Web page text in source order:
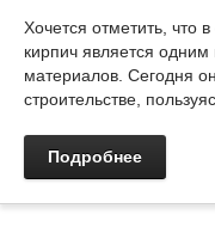
Хочется отметить, что
кирпич является
материалов. Сегодня
строительстве,
Подробнее